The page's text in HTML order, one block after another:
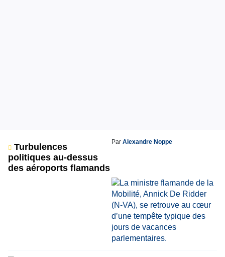
Turbulences
politiques au-dessus
des aéroports flamands
Par Alexandre Noppe